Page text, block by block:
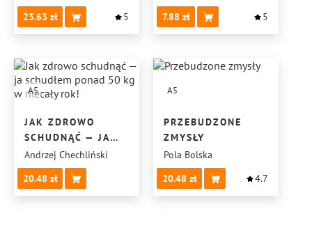
23.63 5
7.88
5
A5
JAK ZDROWO
SCHUDNĄĆ — JA
SCHUDŁEM PONAD
50 KG
W NIECAŁY ROK!
Andrzej Chechliński
20.48
A5
PRZEBUDZONE
ZMYSŁY
Pola Bolska
20.48
4.7